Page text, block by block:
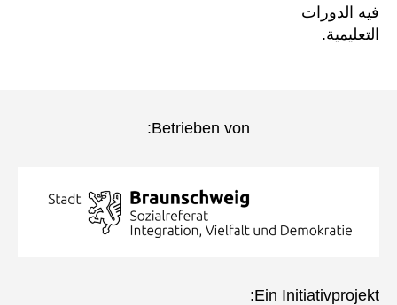
فيه الدورات
التعليمية.
Betrieben von:
Ein Initiativprojekt: